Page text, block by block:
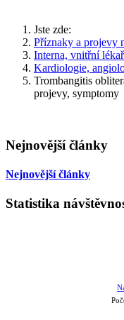
Jste zde:
Příznaky a projevy
Interna, vnitřní
Kardiologie,
Trombangitis
projevy, symptomy
Nejnovější články
Nejnovější články
Statistika